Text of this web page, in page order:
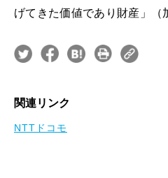
げてきた価値であり財産」（
関連リンク
NTTドコモ